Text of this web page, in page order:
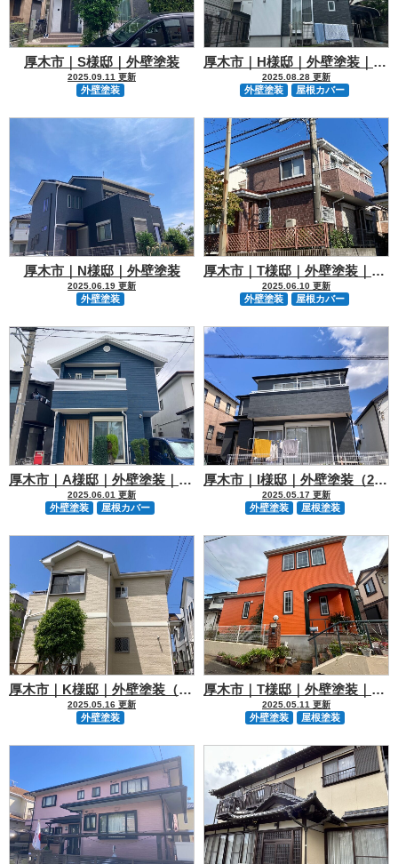
厚木市｜S様邸｜外壁塗装
2025.09.11 更新
外壁塗装
厚木市｜H様邸｜外壁塗装｜屋根カバー
2025.08.28 更新
外壁塗装 屋根カバー
厚木市｜N様邸｜外壁塗装
2025.06.19 更新
外壁塗装
厚木市｜T様邸｜外壁塗装｜屋根カバー
2025.06.10 更新
外壁塗装 屋根カバー
厚木市｜A様邸｜外壁塗装｜屋根塗装
2025.06.01 更新
外壁塗装 屋根カバー
厚木市｜I様邸｜外壁塗装（2色）｜屋根塗装
2025.05.17 更新
外壁塗装 屋根塗装
厚木市｜K様邸｜外壁塗装（2色）
2025.05.16 更新
外壁塗装
厚木市｜T様邸｜外壁塗装｜屋根塗装
2025.05.11 更新
外壁塗装 屋根塗装